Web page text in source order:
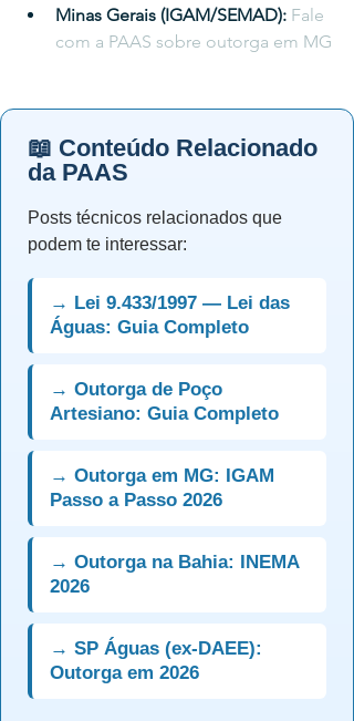
Minas Gerais (IGAM/SEMAD): Fale
com a PAAS sobre outorga em MG
📖 Conteúdo Relacionado
da PAAS
Posts técnicos relacionados que
podem te interessar:
→ Lei 9.433/1997 — Lei das
Águas: Guia Completo
→ Outorga de Poço
Artesiano: Guia Completo
→ Outorga em MG: IGAM
Passo a Passo 2026
→ Outorga na Bahia: INEMA
2026
→ SP Águas (ex-DAEE):
Outorga em 2026